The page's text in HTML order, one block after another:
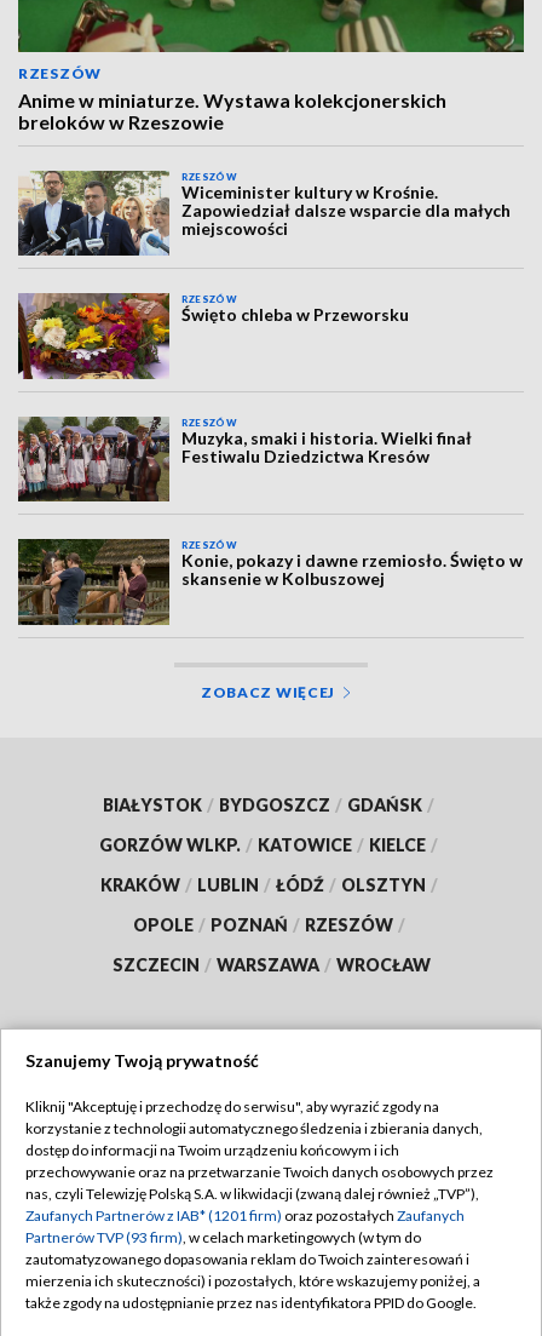
RZESZÓW
Anime w miniaturze. Wystawa kolekcjonerskich
breloków w Rzeszowie
RZESZÓW
Wiceminister kultury w Krośnie.
Zapowiedział dalsze wsparcie dla małych
miejscowości
RZESZÓW
Święto chleba w Przeworsku
RZESZÓW
Muzyka, smaki i historia. Wielki finał
Festiwalu Dziedzictwa Kresów
RZESZÓW
Konie, pokazy i dawne rzemiosło. Święto w
skansenie w Kolbuszowej
ZOBACZ WIĘCEJ
BIAŁYSTOK / BYDGOSZCZ / GDAŃSK /
GORZÓW WLKP. / KATOWICE / KIELCE /
KRAKÓW / LUBLIN / ŁÓDŹ / OLSZTYN /
OPOLE / POZNAŃ / RZESZÓW /
SZCZECIN / WARSZAWA / WROCŁAW
TVP
Abonament TVP
Emisja w TVP
Centrum informacji TVP
Naziemna Telewizja Cyfrowa
Regulamin TVP
Polityka prywatności
Moje zgody
Pomoc
Szanujemy Twoją prywatność
Kliknij "Akceptuję i przechodzę do serwisu", aby wyrazić zgody na
korzystanie z technologii automatycznego śledzenia i zbierania danych,
dostęp do informacji na Twoim urządzeniu końcowym i ich
przechowywanie oraz na przetwarzanie Twoich danych osobowych przez
nas, czyli Telewizję Polską S.A. w likwidacji (zwaną dalej również „TVP”),
Zaufanych Partnerów z IAB* (1201 firm) oraz pozostałych Zaufanych
Partnerów TVP (93 firm), w celach marketingowych (w tym do
zautomatyzowanego dopasowania reklam do Twoich zainteresowań i
mierzenia ich skuteczności) i pozostałych, które wskazujemy poniżej, a
także zgody na udostępnianie przez nas identyfikatora PPID do Google.